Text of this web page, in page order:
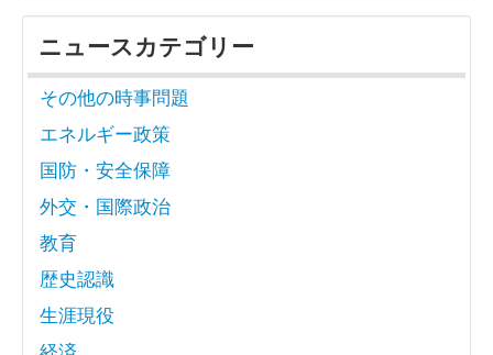
ニュースカテゴリー
その他の時事問題
エネルギー政策
国防・安全保障
外交・国際政治
教育
歴史認識
生涯現役